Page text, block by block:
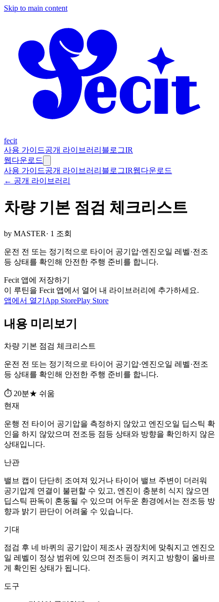
Skip to main content
fecit
사용 가이드공개 라이브러리 블로그IR
웹다운로드
사용 가이드공개 라이브러리 블로그IR웹다운로드
← 공개 라이브러리
차량 기본 점검 체크리스트
by MASTER· 1 조회
운전 전 또는 정기적으로 타이어 공기압·엔진오일 레벨·전조
등 상태를 확인해 안전한 주행 준비를 합니다.
Fecit 앱에 저장하기
이 루틴을 Fecit 앱에서 열어 내 라이브러리에 추가하세요.
앱에서 열기 App StorePlay Store
내용 미리보기
차량 기본 점검 체크리스트
운전 전 또는 정기적으로 타이어 공기압·엔진오일 레벨·전조
등 상태를 확인해 안전한 주행 준비를 합니다.
⏱ 20분★ 쉬움
현재
운행 전 타이어 공기압을 측정하지 않았고 엔진오일 딥스틱 확
인을 하지 않았으며 전조등 점등 상태와 방향을 확인하지 않은
상태입니다.
난관
밸브 캡이 단단히 조여져 있거나 타이어 밸브 주변이 더러워
공기압계 연결이 불편할 수 있고, 엔진이 충분히 식지 않으면
딥스틱 판독이 혼동될 수 있으며 어두운 환경에서는 전조등 방
향과 밝기 판단이 어려울 수 있습니다.
기대
점검 후 네 바퀴의 공기압이 제조사 권장치에 맞춰지고 엔진오
일 레벨이 정상 범위에 있으며 전조등이 켜지고 방향이 올바르
게 확인된 상태가 됩니다.
도구